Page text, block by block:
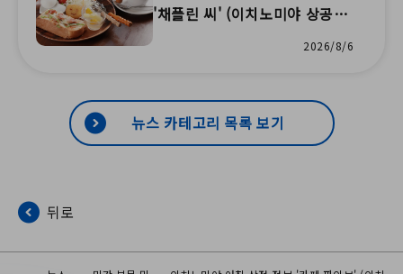
'채플린 씨' (이치노미야 상공회
2026/8/6
뉴스 카테고리 목록 보기
뒤로